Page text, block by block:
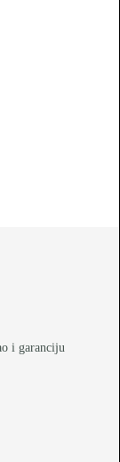
i garanciju